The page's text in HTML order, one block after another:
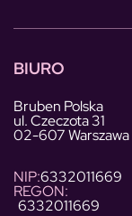
BIURO
Bruben Polska
ul. Czeczota 31
02-607 Warszawa
NIP:6332011669
REGON:
6332011669